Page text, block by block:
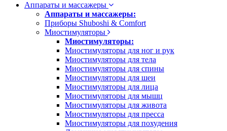
Аппараты и массажеры
Аппараты и массажеры:
Приборы Shuboshi & Comfort
Миостимуляторы
Миостимуляторы:
Миостимуляторы для ног и рук
Миостимуляторы для тела
Миостимуляторы для спины
Миостимуляторы для шеи
Миостимуляторы для лица
Миостимуляторы для мышц
Миостимуляторы для живота
Миостимуляторы для пресса
Миостимуляторы для похудения